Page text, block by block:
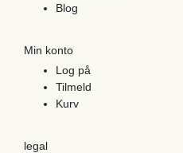
Blog
Min konto
Log på
Tilmeld
Kurv
legal